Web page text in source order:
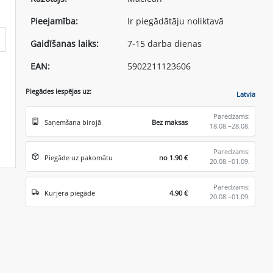
Pieejamība:
Ir piegādātāju noliktavā
Gaidīšanas laiks:
7-15 darba dienas
EAN:
5902211123606
Piegādes iespējas uz: Latvia
Saņemšana birojā Bez maksas
Paredzams:
18.08.–28.08.
Piegāde uz pakomātu no 1.90 €
Paredzams:
20.08.–01.09.
Kurjera piegāde 4.90 €
Paredzams:
20.08.–01.09.